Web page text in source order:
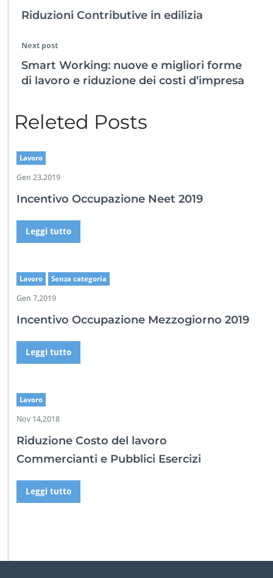
Riduzioni Contributive in edilizia
Next post
Smart Working: nuove e migliori forme
di lavoro e riduzione dei costi d’impresa
Releted Posts
Lavoro
Gen 23,2019
Incentivo Occupazione Neet 2019
Leggi tutto
Lavoro Senza categoria
Gen 7,2019
Incentivo Occupazione Mezzogiorno 2019
Leggi tutto
Lavoro
Nov 14,2018
Riduzione Costo del lavoro
Commercianti e Pubblici Esercizi
Leggi tutto